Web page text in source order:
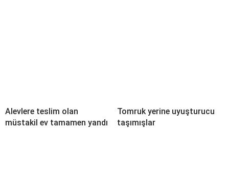
Alevlere teslim olan
müstakil ev tamamen yandı
Tomruk yerine uyuşturucu
taşımışlar